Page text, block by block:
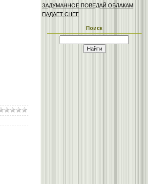
ЗАДУМАННОЕ ПОВЕДАЙ ОБЛАКАМ
ПАДАЕТ СНЕГ
Поиск